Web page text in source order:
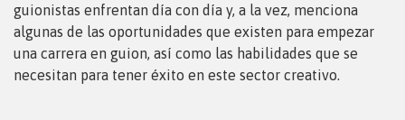
guionistas enfrentan día con día y, a la vez, menciona
algunas de las oportunidades que existen para empezar
una carrera en guion, así como las habilidades que se
necesitan para tener éxito en este sector creativo.